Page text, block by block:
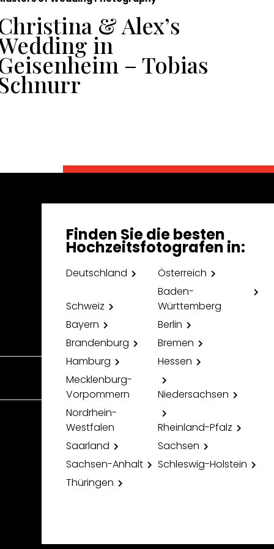
& Alex’s
in
– Tobias
Finden Sie die besten
Hochzeitsfotografen in:
Deutschland Österreich
Schweiz
Baden-
Württemberg
Bayern
Berlin
Brandenburg
Bremen
Hamburg
Hessen
Mecklenburg-
Vorpommern
Niedersachsen
Nordrhein-
Westfalen
Rheinland-Pfalz
Saarland
Sachsen
Sachsen-Anhalt
Schleswig-Holstein
Thüringen